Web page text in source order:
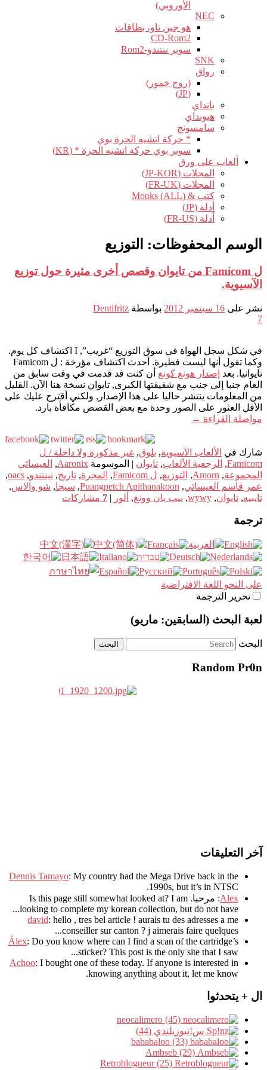
الأوروبي)
NEC
هو جين تاو، بطاقات
CD-Rom2
سوبر ننتندو-Rom2
SNK
رواق
(روج خمور)
(JP)
بانداي
هيونداي
سامسونج
* حركة اتشيه الحرة بوي
سوبر بوي حركة اتشيه الحرة * (KR)
ألعاب على ورق
المجلات (JP-KOR)
المجلات (FR-UK)
كتب & Mooks (ALL)
أدلة (JP)
أدلة (FR-US)
الوسم المحفوظات: التوزيع
ل Famicom من تايوان وقصص أخرى مثيرة حول توزيع
الآسيوية.
نشر على 16 سبتمبر 2012 بواسطة Dentifritz
7
في شكل سجل الهواة في سوق التوزيع “غريب”, I اكتشاف كل يوم.
وكما تقول أنها ليست فطيرة. أحدث اكتشاف مؤرخة : ل Famicom
تايوانيا. بعد إصدار هونغ كونغ أن كنت قد قدمت في وقت سابق من
العام جنبا إلى جنب مع شقيقتها الكبرى, تايوان نسخة هنا الآن. القليل
من المعلومات ينتشر حاليا على هذا الإصدار, ولكني أقترح عليك على
الأقل العثور على الصور وحدة مع بعض القصص مكافأة بارد.
مواصلة القراءة →
شارك في الألعاب الآسيوية, بلوق, غير مذكورة ولا داخلة / ل
Famicom
, الرجعية الألعاب, تايوان | الموسومة Aaronix
, العيسائي
المجموعة,
Amorn
, التوزيع, ل Famicom , المجرة, تاريخ, نينتندو,
oacs
,
عمر قاسم العيسائي,
Puangpetch Apithanakoon
, سيجا, شو والاس,
تايبيه, تايوان,
wywy
, ييب يان وونغ, ألور |
7 مشاركات
ترجمة
على النحو اللغة الافتراضية
تحرير الترجمة
لعبة البحث (السابقين: ماريو)
البحث
Random Pr0n
آخر التعليقات
Dennis Tamayo: My country had the Mega Drive back in the
1990s, but it’s in NTSC
.
Alex: مرحبا. Is this page still somewhat looked at? I am
looking to complete my korean collection, but do not have..
.
david: hello , tres bel article ! aurais tu des adresses a me
conseiller sur canton ? j aimerais faire quelques..
.
Álex: Do you know where can I find a scan of the cartridge’s
sticker? This post is the only site that I saw...
Achoo: I bought one of these today. If anyone is interested in
knowing anything about it, let me know.
ال + يتحدثوا
س!نيوزيلندي (44)